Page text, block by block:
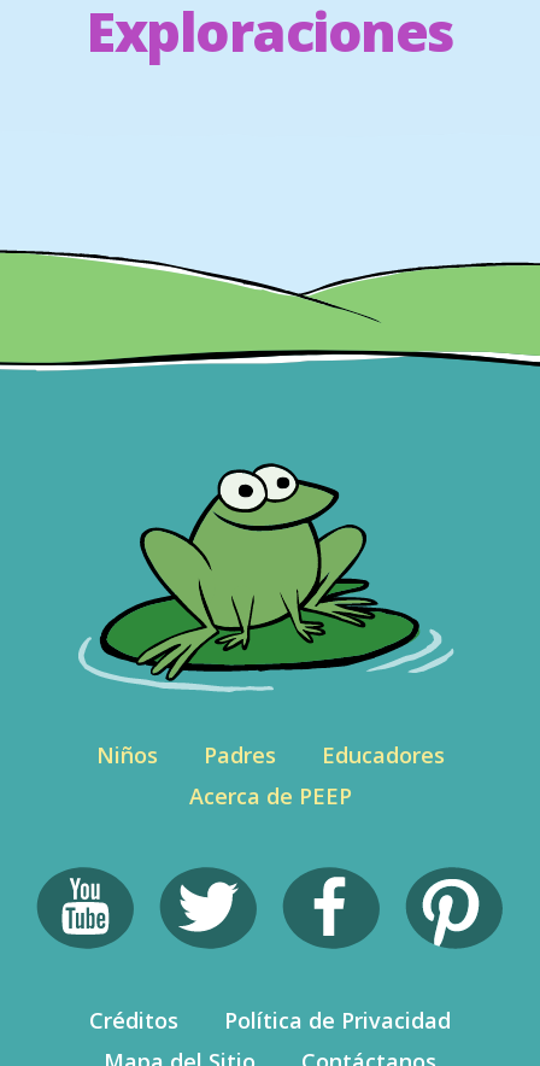
Exploraciones
Niños Padres
Educadores
Acerca de PEEP
Créditos
Política de Privacidad